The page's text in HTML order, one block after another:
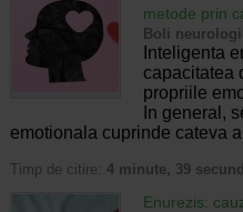
metode prin
Boli
Inteligenta
capacitatea
propriile
In general,
emotionala cuprinde cateva
Timp de citire: 4 minute, 39
Enurezis: